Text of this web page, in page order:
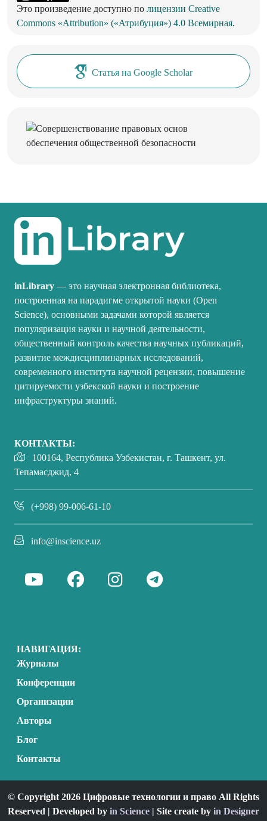
Это произведение доступно по лицензии Creative
Commons «Attribution» («Атрибуция») 4.0 Всемирная.
Статья на Google Scholar
inLibrary — это научная электронная библиотека,
построенная на парадигме открытой науки (Open
Science), основными задачами которой является
популяризация науки и научной деятельности,
общественный контроль качества научных публикаций,
развитие междисциплинарных исследований,
современного института научной рецензии, повышение
цитируемости узбекской науки и построение
инфраструктуры знаний.
КОНТАКТЫ:
100164, Республика Узбекистан, г. Ташкент, ул.
Тепамасджид, 4
(+998) 99-006-61-10
info@inscience.uz
НАВИГАЦИЯ:
Журналы
Конференции
Организации
Авторы
Блог
Контакты
© Copyright 2026 Цифровые технологии и право All Rights
Reserved | Developed by in Science | Site create by in Designer